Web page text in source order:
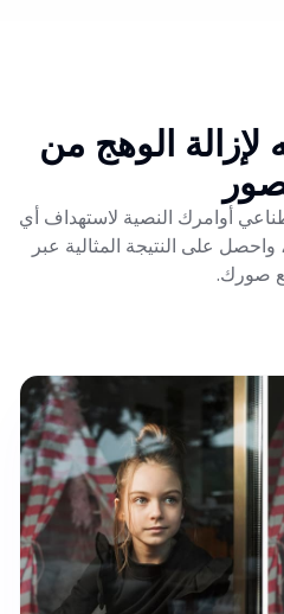
الوهج من
أوامرك النصية لاستهداف أي
على النتيجة المثالية عبر
صورك.